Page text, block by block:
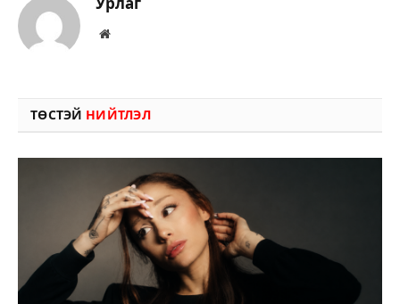
Вэбсайт
ТӨСТЭЙ НИЙТЛЭЛ